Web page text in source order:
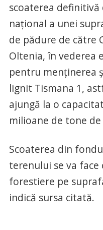
scoaterea
naţional a unei
de pădure de către
Oltenia, în vederea
pentru menţinerea
lignit Tismana 1,
ajungă la o
milioane de tone
Scoaterea din
terenului se va
forestiere pe
indică sursa citată.